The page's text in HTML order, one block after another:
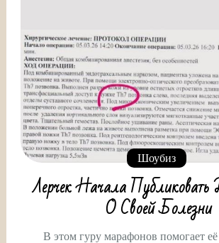
Шоубиз
Лерчек Начала
О Своей Болезни
В этом гуру марафонов помогает